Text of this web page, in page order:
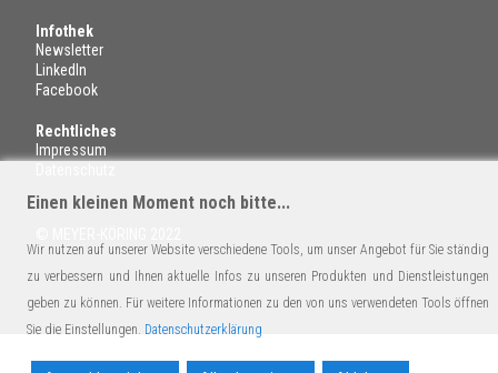
Infothek
Newsletter
LinkedIn
Facebook
Rechtliches
Impressum
Einen kleinen Moment noch bitte...
Wir nutzen auf unserer Website verschiedene Tools, um unser Angebot für Sie ständig
zu verbessern und Ihnen aktuelle Infos zu unseren Produkten und Dienstleistungen
geben zu können. Für weitere Informationen zu den von uns verwendeten Tools öffnen
Sie die Einstellungen. Datenschutzerklärung